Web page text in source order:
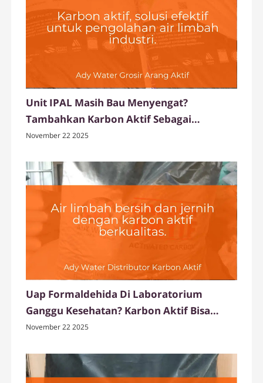
Unit IPAL Masih Bau Menyengat?
Tambahkan Karbon Aktif Sebagai
Deodorizer
November 22 2025
Uap Formaldehida Di Laboratorium
Ganggu Kesehatan? Karbon Aktif Bisa
Menyerapnya
November 22 2025